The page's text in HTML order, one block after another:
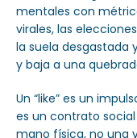
mentales con
virales, las
la suela desgastada
y baja a una
Un “like” es un
es un contrato
mano física, no una